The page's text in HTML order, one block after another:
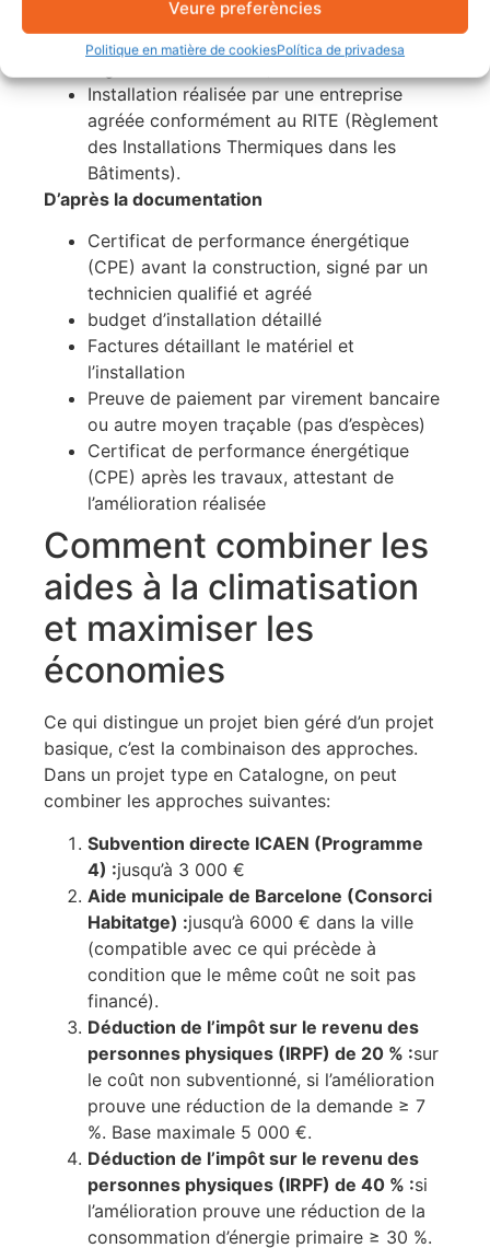
Veure preferències
Politique en matière de cookiesPolítica de privadesa
Gaz réfrigérants à faible PRG (le R-32 est
préféré au R-410A conformément à la
Installation réalisée par une entreprise
agréée conformément au RITE (Règlement
des Installations Thermiques dans les
Bâtiments).
D’après la documentation
Certificat de performance énergétique
(CPE) avant la construction, signé par un
technicien qualifié et agréé
budget d’installation détaillé
Factures détaillant le matériel et
l’installation
Preuve de paiement par virement bancaire
ou autre moyen traçable (pas d’espèces)
Certificat de performance énergétique
(CPE) après les travaux, attestant de
l’amélioration réalisée
Comment combiner les
aides à la climatisation
et maximiser les
économies
Ce qui distingue un projet bien géré d’un projet
basique, c’est la combinaison des approches.
Dans un projet type en Catalogne, on peut
combiner les approches suivantes:
Subvention directe ICAEN (Programme
4) :jusqu’à 3 000 €
Aide municipale de Barcelone (Consorci
Habitatge) :jusqu’à 6000 € dans la ville
(compatible avec ce qui précède à
condition que le même coût ne soit pas
financé).
Déduction de l’impôt sur le revenu des
personnes physiques (IRPF) de 20 % :sur
le coût non subventionné, si l’amélioration
prouve une réduction de la demande ≥ 7
%. Base maximale 5 000 €.
Déduction de l’impôt sur le revenu des
personnes physiques (IRPF) de 40 % :si
l’amélioration prouve une réduction de la
consommation d’énergie primaire ≥ 30 %.